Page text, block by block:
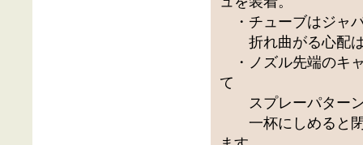
・チューブはジャ
折れ曲がる心配は
・ノズル先端のキ
て
スプレーパターン
一杯にしめると閉